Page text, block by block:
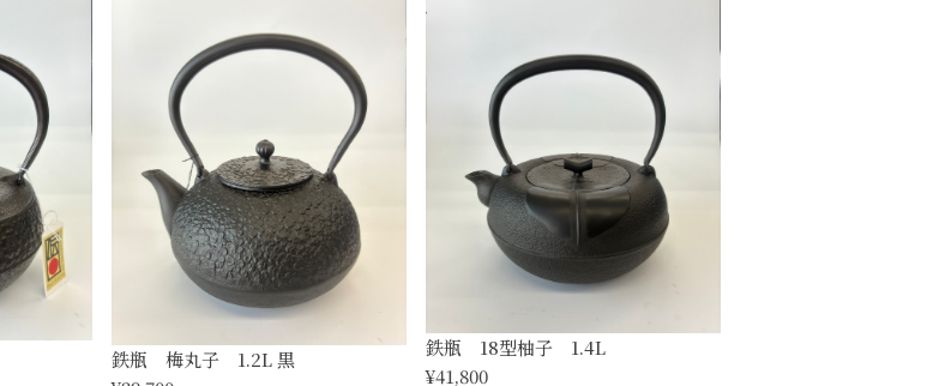
鉄瓶 梅丸子 1.2L 黒
鉄瓶 18型柚子 1.4L
¥41,800